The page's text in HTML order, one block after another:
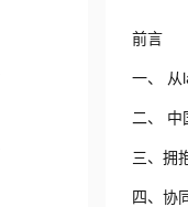
前言
一、 从
全新的
二、 中
海
三、拥
四、协